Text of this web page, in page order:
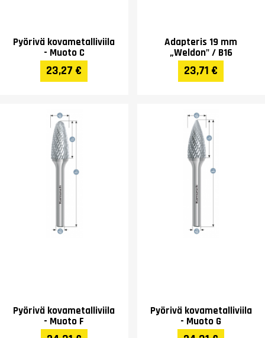
Pyörivä kovametalliviila
- Muoto C
23,27 €
Adapteris 19 mm
„Weldon" / B16
23,71 €
Pyörivä kovametalliviila
- Muoto F
Pyörivä kovametalliviila
- Muoto G